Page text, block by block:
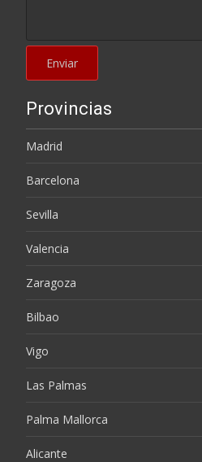
Provincias
Madrid
Barcelona
Sevilla
Valencia
Zaragoza
Bilbao
Vigo
Las Palmas
Palma Mallorca
Alicante